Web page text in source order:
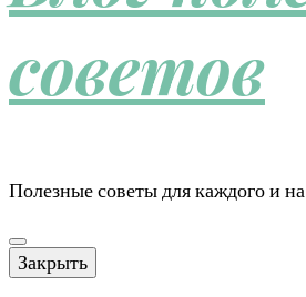
советов
Полезные советы для каждого и
Закрыть